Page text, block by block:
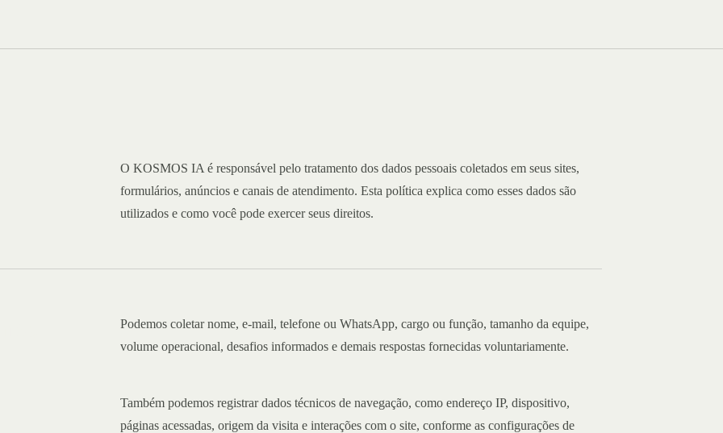
O KOSMOS IA é responsável pelo tratamento dos dados pessoais coletados em seus sites,
formulários, anúncios e canais de atendimento. Esta política explica como esses dados são
utilizados e como você pode exercer seus direitos.
Podemos coletar nome, e-mail, telefone ou WhatsApp, cargo ou função, tamanho da equipe,
volume operacional, desafios informados e demais respostas fornecidas voluntariamente.
Também podemos registrar dados técnicos de navegação, como endereço IP, dispositivo,
páginas acessadas, origem da visita e interações com o site, conforme as configurações de